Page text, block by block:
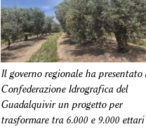
Il governo regionale ha presentato
Confederazione Idrografica del
Guadalquivir un progetto per
trasformare tra 6.000 e 9.000